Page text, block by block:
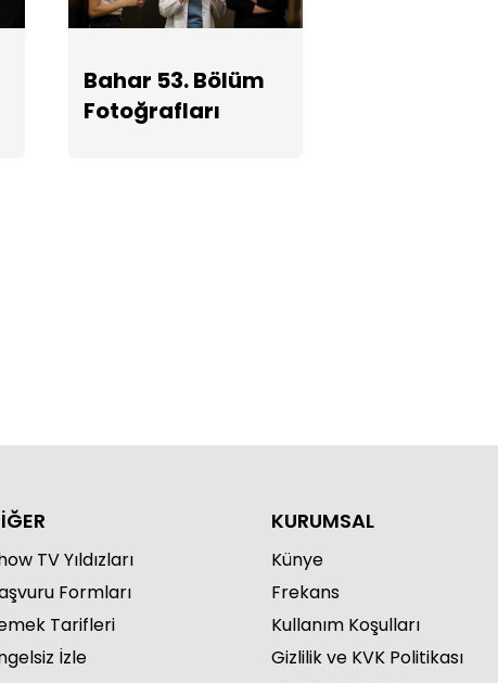
Bahar 53. Bölüm
Fotoğrafları
TV Yıldızları
Formları
Tarifleri
İzle
KURUMSAL
Künye
Frekans
Kullanım Koşulları
Gizlilik ve KVK Politikası